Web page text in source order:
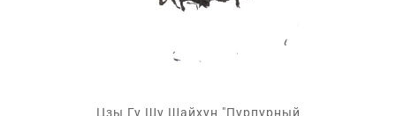
Цзы Гу Шу Шайхун "Пурпурный